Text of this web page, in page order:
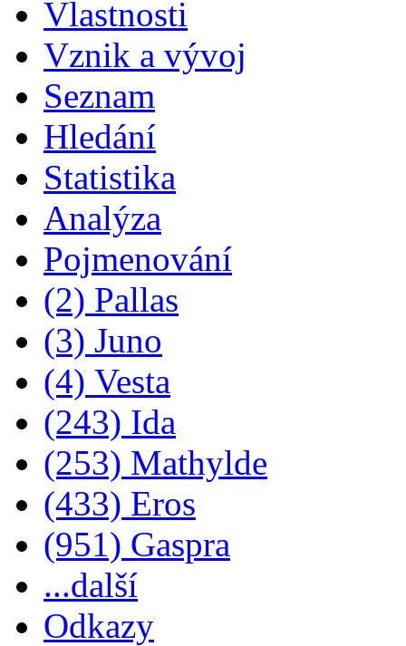
Vlastnosti
Vznik a vývoj
Seznam
Hledání
Statistika
Analýza
Pojmenování
(2) Pallas
(3) Juno
(4) Vesta
(243) Ida
(253) Mathylde
(433) Eros
(951) Gaspra
...další
Odkazy